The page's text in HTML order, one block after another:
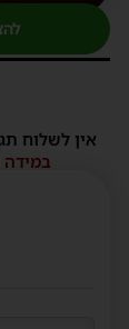
אין לשלוח
במידה